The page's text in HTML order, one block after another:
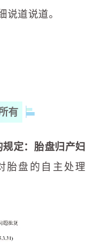
道说道。
有
定：胎盘归产妇
胎盘的自主处理